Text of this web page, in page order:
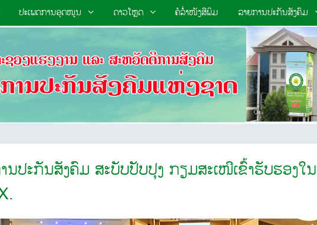
ປະເພດການອຸດໜູນ ດາວໂຫຼດ ຄໍລໍໍ່າໜັງສືພິມ ລາຍການປະກັນສັງຄົມ
ປະກັນສັງຄົມ ສະບັບປັບປຸງ ກຽມສະເໜີເຂົ້າຮັບຮອງໃ